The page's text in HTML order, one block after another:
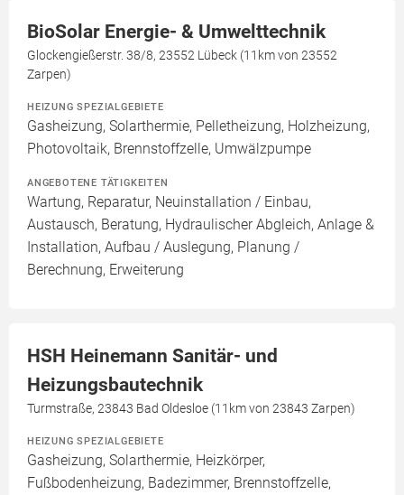
BioSolar Energie- & Umwelttechnik
Glockengießerstr. 38/8, 23552 Lübeck (11km von 23552
Zarpen)
HEIZUNG SPEZIALGEBIETE
Gasheizung, Solarthermie, Pelletheizung, Holzheizung,
Photovoltaik, Brennstoffzelle, Umwälzpumpe
ANGEBOTENE TÄTIGKEITEN
Wartung, Reparatur, Neuinstallation / Einbau,
Austausch, Beratung, Hydraulischer Abgleich, Anlage &
Installation, Aufbau / Auslegung, Planung /
Berechnung, Erweiterung
HSH Heinemann Sanitär- und
Heizungsbautechnik
Turmstraße, 23843 Bad Oldesloe (11km von 23843 Zarpen)
HEIZUNG SPEZIALGEBIETE
Gasheizung, Solarthermie, Heizkörper,
Fußbodenheizung, Badezimmer, Brennstoffzelle,